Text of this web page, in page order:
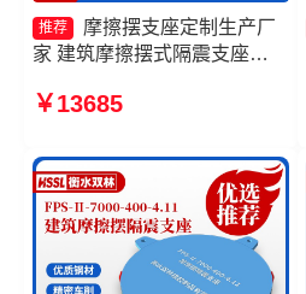
推荐
摩擦摆支座定制生产厂
家 建筑摩擦摆式隔震支座
摩擦摆式隔震支座厂家
￥13685